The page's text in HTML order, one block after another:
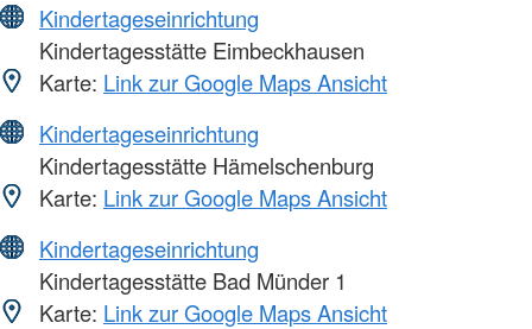
Kindertageseinrichtung
Kindertagesstätte Eimbeckhausen
Karte: Link zur Google Maps Ansicht
Kindertageseinrichtung
Kindertagesstätte Hämelschenburg
Karte: Link zur Google Maps Ansicht
Kindertageseinrichtung
Kindertagesstätte Bad Münder 1
Karte: Link zur Google Maps Ansicht